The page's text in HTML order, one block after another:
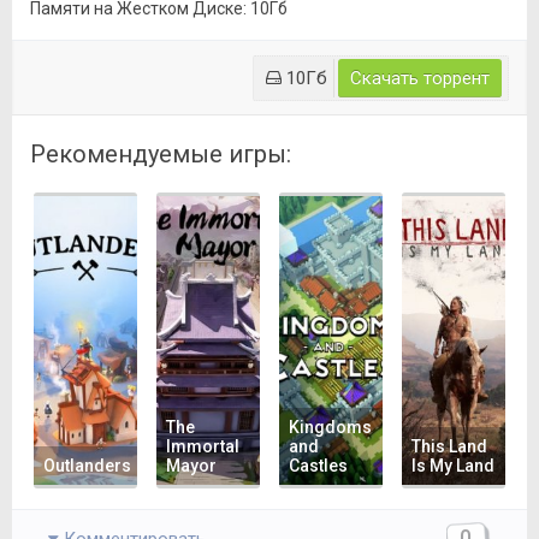
Памяти на Жестком Диске: 10Гб
10Гб Скачать торрент
Рекомендуемые игры:
Outlanders
The
Immortal
Mayor
Kingdoms
and
Castles
This Land
Is My Land